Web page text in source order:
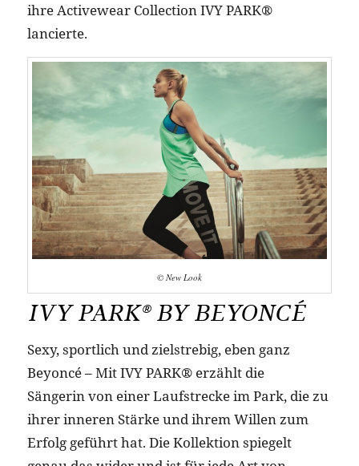
ihre Activewear Collection IVY PARK®
lancierte.
© New Look
IVY PARK® BY BEYONCÉ
Sexy, sportlich und zielstrebig, eben ganz
Beyoncé – Mit IVY PARK® erzählt die
Sängerin von einer Laufstrecke im Park, die zu
ihrer inneren Stärke und ihrem Willen zum
Erfolg geführt hat. Die Kollektion spiegelt